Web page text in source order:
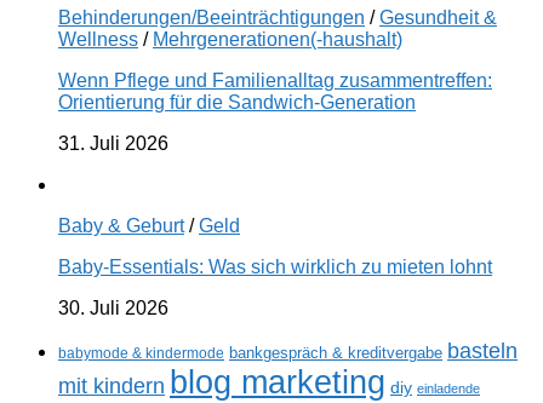
Behinderungen/Beeinträchtigungen /Gesundheit &
Wellness / Mehrgenerationen(-haushalt)
Wenn Pflege und Familienalltag zusammentreffen:
Orientierung für die Sandwich-Generation
31. Juli 2026
Baby & Geburt/Geld
Baby-Essentials: Was sich wirklich zu mieten lohnt
30. Juli 2026
babymode & kindermode bankgespräch & kreditvergabe basteln
mit kindern blog marketing diy einladende